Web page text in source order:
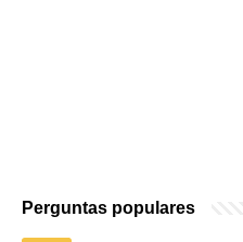
Perguntas populares